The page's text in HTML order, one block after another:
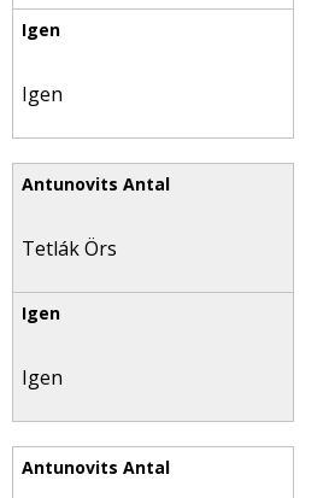
Igen
Tetlák Örs
Igen